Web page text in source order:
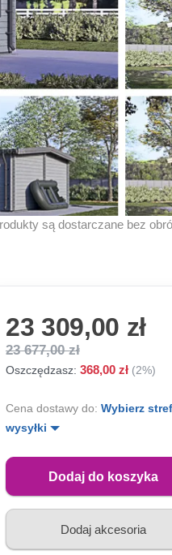
są dostarczane bez
23 309,00 zł
23 677,00 zł
Oszczędzasz: 368,00 zł (2%)
Cena dostawy do: Wybierz
wysyłki
Dodaj do koszyka
Dodaj akcesoria